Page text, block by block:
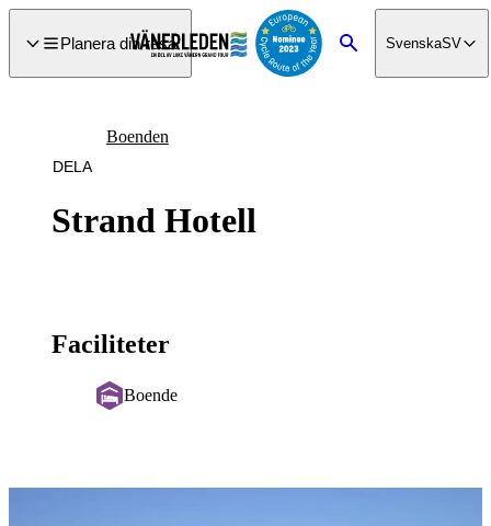
till
Planera din resa
Sök SvenskaSV
Strand Hotell
Boenden
DELA
Faciliteter
Boende
Bildspel